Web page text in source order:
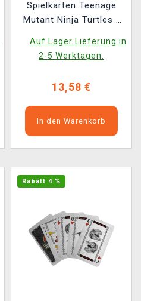
Spielkarten Teenage
Mutant Ninja Turtles -
Auf Lager Lieferung in
2-5 Werktagen.
13,58 €
In den Warenkorb
Rabatt 4 %